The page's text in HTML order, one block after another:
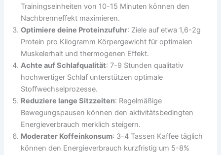
Trainingseinheiten von 10-15 Minuten können den
Nachbrenneffekt maximieren.
Optimiere deine Proteinzufuhr: Ziele auf etwa 1,6-2g
Protein pro Kilogramm Körpergewicht für optimalen
Muskelerhalt und thermogenen Effekt.
Achte auf Schlafqualität: 7-9 Stunden qualitativ
hochwertiger Schlaf unterstützen optimale
Stoffwechselprozesse.
Reduziere lange Sitzzeiten: Regelmäßige
Bewegungspausen können den aktivitätsbedingten
Energieverbrauch merklich steigern.
Moderater Koffeinkonsum: 3-4 Tassen Kaffee täglich
können den Energieverbrauch kurzfristig um 5-8%